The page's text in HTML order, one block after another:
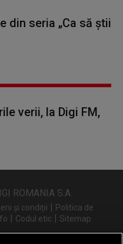
din seria „Ca să știi
verii, la Digi FM,
ROMANIA S.A.
și condiții | Politica de
| Codul etic | Sitemap